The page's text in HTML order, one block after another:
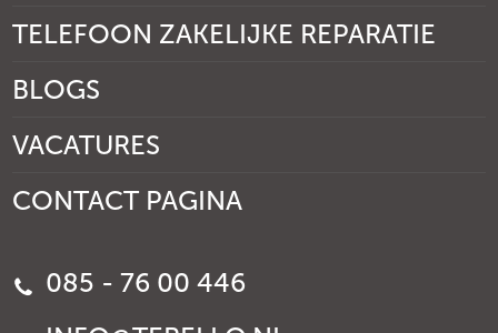
TELEFOON ZAKELIJKE REPARATIE
BLOGS
VACATURES
CONTACT PAGINA
085 - 76 00 446